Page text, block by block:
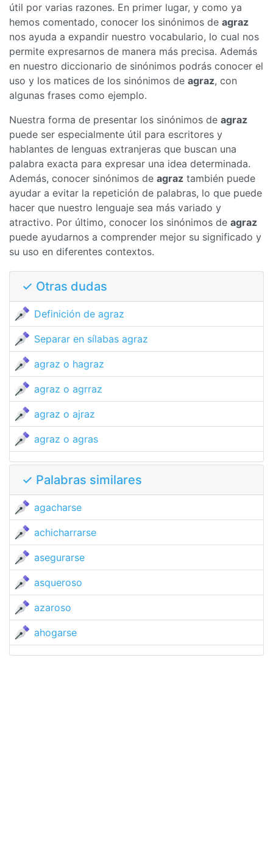
útil por varias razones. En primer lugar, y como ya
hemos comentado, conocer los sinónimos de agraz
nos ayuda a expandir nuestro vocabulario, lo cual nos
permite expresarnos de manera más precisa. Además
en nuestro diccionario de sinónimos podrás conocer el
uso y los matices de los sinónimos de agraz, con
algunas frases como ejemplo.
Nuestra forma de presentar los sinónimos de agraz
puede ser especialmente útil para escritores y
hablantes de lenguas extranjeras que buscan una
palabra exacta para expresar una idea determinada.
Además, conocer sinónimos de agraz también puede
ayudar a evitar la repetición de palabras, lo que puede
hacer que nuestro lenguaje sea más variado y
atractivo. Por último, conocer los sinónimos de agraz
puede ayudarnos a comprender mejor su significado y
su uso en diferentes contextos.
✓ Otras dudas
Definición de agraz
Separar en sílabas agraz
agraz o hagraz
agraz o agrraz
agraz o ajraz
agraz o agras
✓ Palabras similares
agacharse
achicharrarse
asegurarse
asqueroso
azaroso
ahogarse